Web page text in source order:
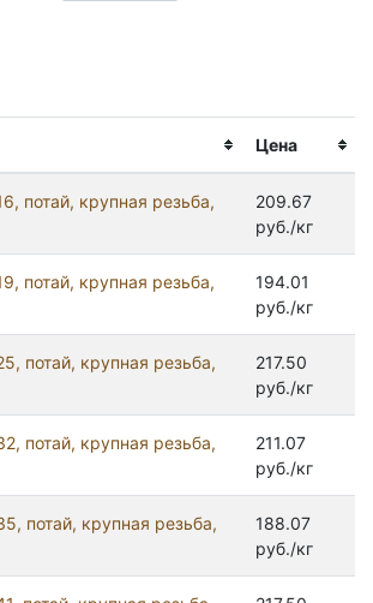
Цена
потай, крупная резьба,
209.67
руб./кг
потай, крупная резьба,
194.01
руб./кг
потай, крупная резьба,
217.50
руб./кг
потай, крупная резьба,
211.07
руб./кг
потай, крупная резьба,
188.07
руб./кг